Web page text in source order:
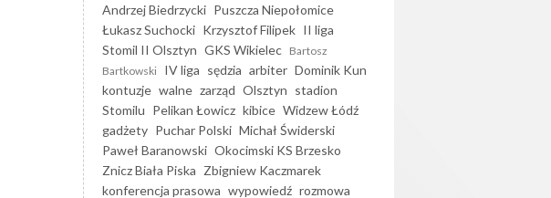
Andrzej Biedrzycki Puszcza Niepołomice
Łukasz Suchocki Krzysztof Filipek II liga
Stomil II Olsztyn GKS Wikielec Bartosz
Bartkowski IV liga sędzia arbiter Dominik Kun
kontuzje walne zarząd Olsztyn stadion
Stomilu Pelikan Łowicz kibice Widzew Łódź
gadżety Puchar Polski Michał Świderski
Paweł Baranowski Okocimski KS Brzesko
Znicz Biała Piska Zbigniew Kaczmarek
konferencja prasowa wypowiedź rozmowa